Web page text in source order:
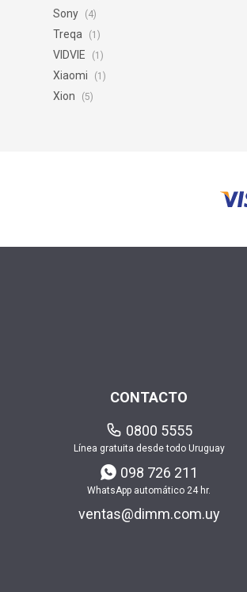
Sony (4)
Treqa (1)
VIDVIE (1)
Xiaomi (1)
Xion (5)
CONTACTO
0800 5555
Línea gratuita desde todo Uruguay
098 726 211
WhatsApp automático 24 hr.
ventas@dimm.com.uy